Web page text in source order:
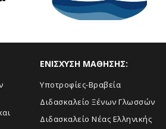
ΕΝΙΣΧΥΣΗ ΜΑΘΗΣΗΣ:
Yποτροφίες-Βραβεία
Διδασκαλείο Ξένων Γλωσσών
Διδασκαλείο Νέας Ελληνικής